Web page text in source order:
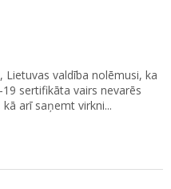
valdība nolēmusi, ka
sertifikāta vairs nevarēs
arī saņemt virkni...